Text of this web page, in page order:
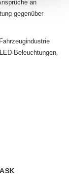
an
gegenüber
Beleuchtungen,